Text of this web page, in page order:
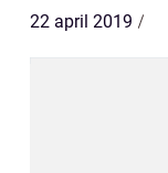
22 april 2019